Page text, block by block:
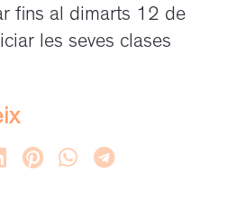
fins al dimarts 12 de
les seves clases